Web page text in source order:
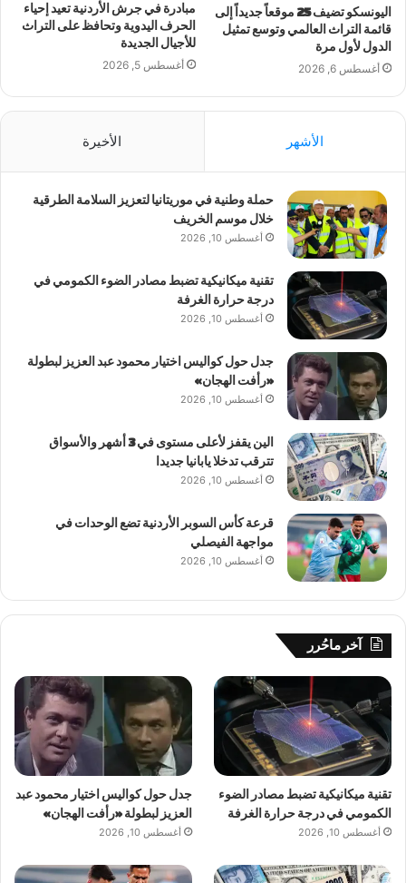
اليونسكو تضيف 25 موقعاً جديداً إلى
قائمة التراث العالمي وتوسع تمثيل
الدول لأول مرة
أغسطس 6, 2026
مبادرة في جرش الأردنية تعيد إحياء
الحرف اليدوية وتحافظ على التراث
للأجيال الجديدة
أغسطس 5, 2026
الأشهر الأخيرة
حملة وطنية في موريتانيا لتعزيز السلامة الطرقية
خلال موسم الخريف
أغسطس 10, 2026
تقنية ميكانيكية تضبط مصادر الضوء الكمومي في
درجة حرارة الغرفة
أغسطس 10, 2026
جدل حول كواليس اختيار محمود عبد العزيز لبطولة
«رأفت الهجان»
أغسطس 10, 2026
الين يقفز لأعلى مستوى في 3 أشهر والأسواق
تترقب تدخلا يابانيا جديدا
أغسطس 10, 2026
قرعة كأس السوبر الأردنية تضع الوحدات في
مواجهة الفيصلي
أغسطس 10, 2026
آخر ماحُرر
تقنية ميكانيكية تضبط مصادر الضوء
الكمومي في درجة حرارة الغرفة
أغسطس 10, 2026
جدل حول كواليس اختيار محمود عبد
العزيز لبطولة «رأفت الهجان»
أغسطس 10, 2026